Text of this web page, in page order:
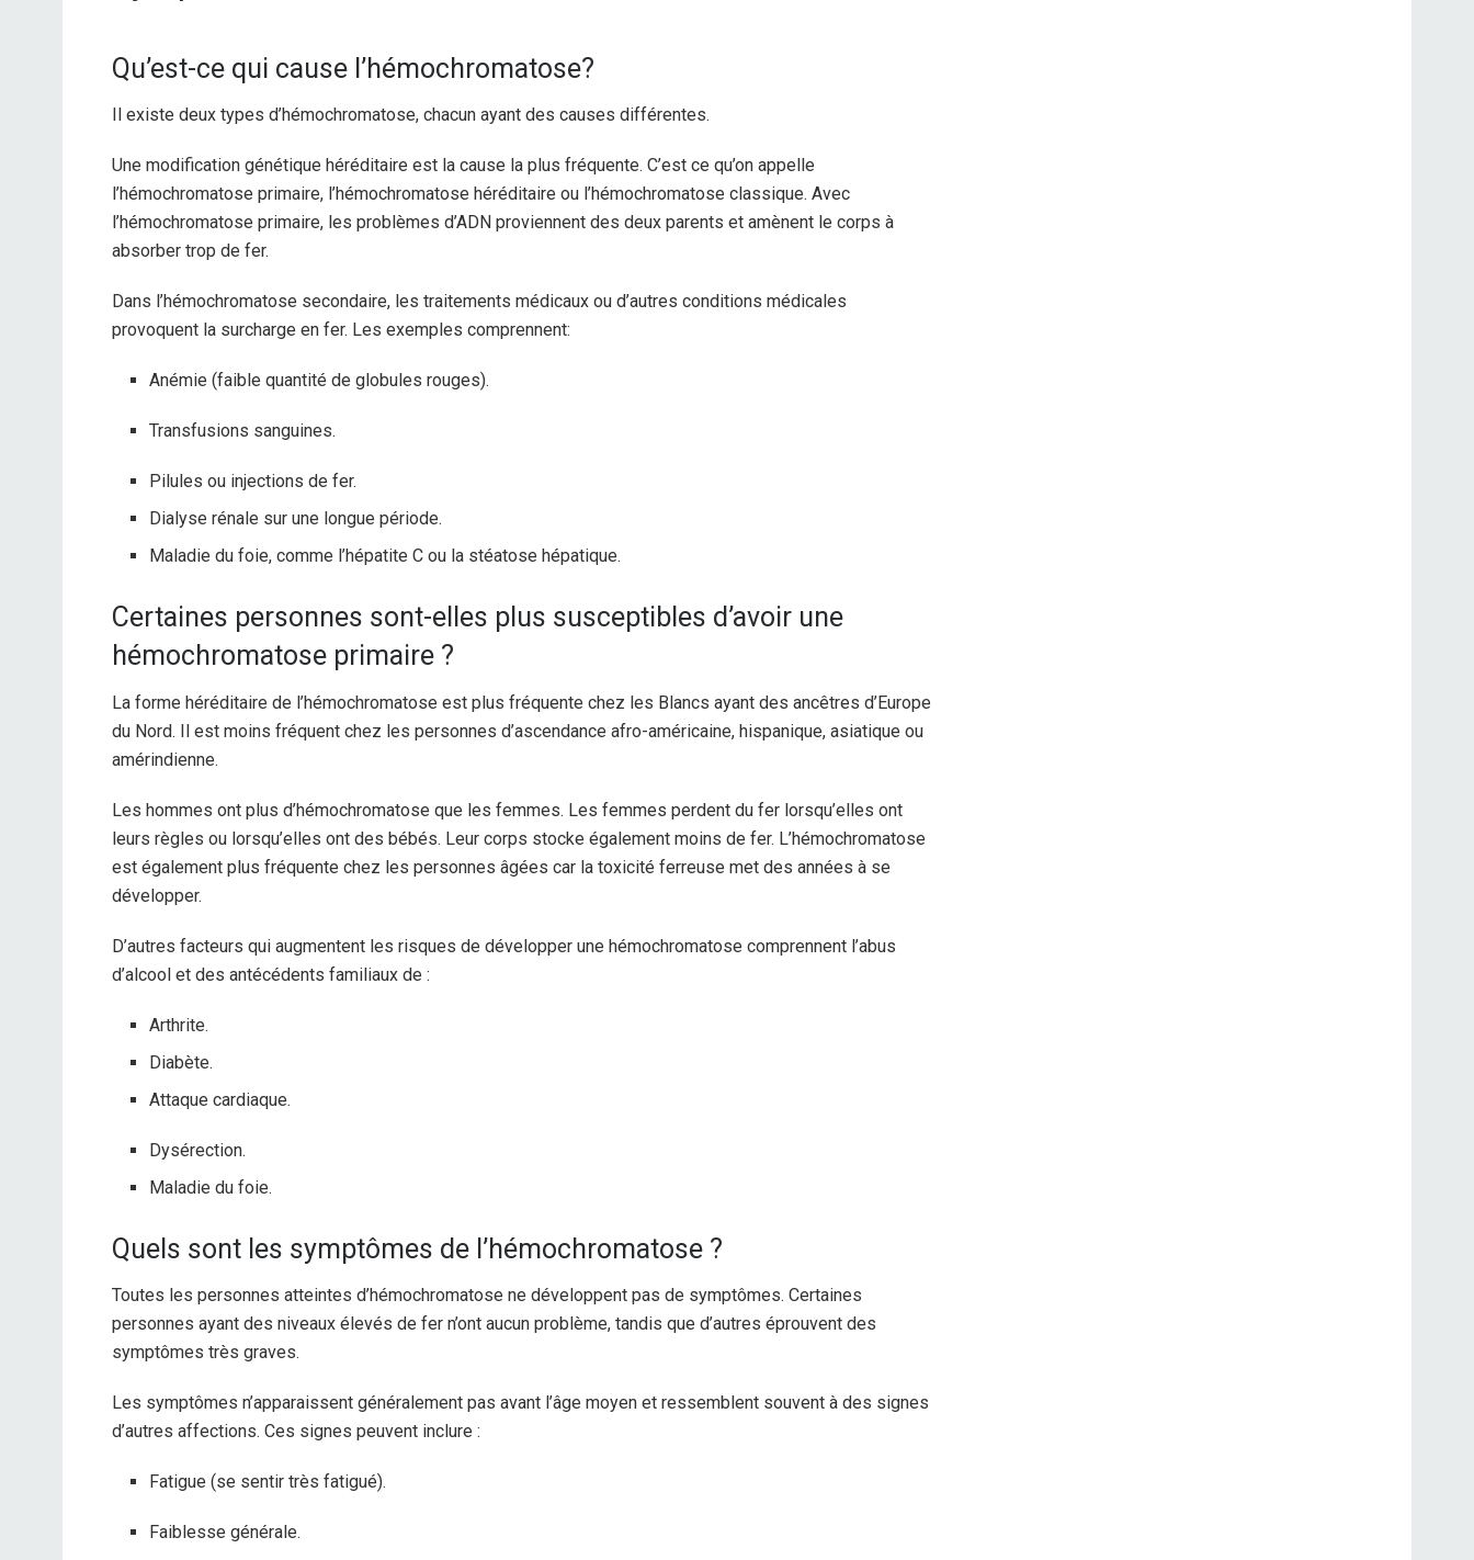
Qu’est-ce qui cause l’hémochromatose?
Il existe deux types d’hémochromatose, chacun ayant des causes différentes.
Une modification génétique héréditaire est la cause la plus fréquente. C’est ce qu’on appelle
l’hémochromatose primaire, l’hémochromatose héréditaire ou l’hémochromatose classique. Avec
l’hémochromatose primaire, les problèmes d’ADN proviennent des deux parents et amènent le corps à
absorber trop de fer.
Dans l’hémochromatose secondaire, les traitements médicaux ou d’autres conditions médicales
provoquent la surcharge en fer. Les exemples comprennent:
Anémie (faible quantité de globules rouges).
Transfusions sanguines.
Pilules ou injections de fer.
Dialyse rénale sur une longue période.
Maladie du foie, comme l’hépatite C ou la stéatose hépatique.
Certaines personnes sont-elles plus susceptibles d’avoir une
hémochromatose primaire ?
La forme héréditaire de l’hémochromatose est plus fréquente chez les Blancs ayant des ancêtres d’Europe
du Nord. Il est moins fréquent chez les personnes d’ascendance afro-américaine, hispanique, asiatique ou
amérindienne.
Les hommes ont plus d’hémochromatose que les femmes. Les femmes perdent du fer lorsqu’elles ont
leurs règles ou lorsqu’elles ont des bébés. Leur corps stocke également moins de fer. L’hémochromatose
est également plus fréquente chez les personnes âgées car la toxicité ferreuse met des années à se
développer.
D’autres facteurs qui augmentent les risques de développer une hémochromatose comprennent l’abus
d’alcool et des antécédents familiaux de :
Arthrite.
Diabète.
Attaque cardiaque.
Dysérection.
Maladie du foie.
Quels sont les symptômes de l’hémochromatose ?
Toutes les personnes atteintes d’hémochromatose ne développent pas de symptômes. Certaines
personnes ayant des niveaux élevés de fer n’ont aucun problème, tandis que d’autres éprouvent des
symptômes très graves.
Les symptômes n’apparaissent généralement pas avant l’âge moyen et ressemblent souvent à des signes
d’autres affections. Ces signes peuvent inclure :
Fatigue (se sentir très fatigué).
Faiblesse générale.